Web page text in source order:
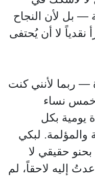
— بل لأن النجاح
نقدياً لا أن يُحتفى
— ربما لأنني كنت
خمس نساء
يومية بكل
والمؤلمة. لبكي
حقيقي لا
إليه لاحقاً، لم